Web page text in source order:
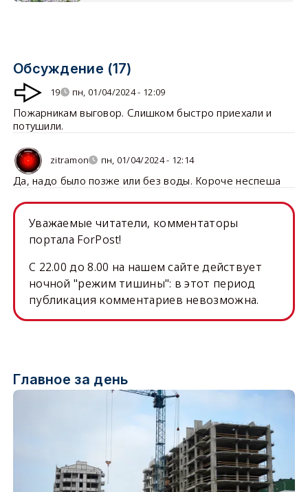
Обсуждение (17)
19 пн, 01/04/2024 - 12:09
Пожарникам выговор. Слишком быстро приехали и
потушили.
zitramon пн, 01/04/2024 - 12:14
Да, надо было позже или без воды. Короче неспеша
Уважаемые читатели, комментаторы
портала ForPost!
C 22.00 до 8.00 на нашем сайте действует
ночной "режим тишины": в этот период
публикация комментариев невозможна.
Главное за день